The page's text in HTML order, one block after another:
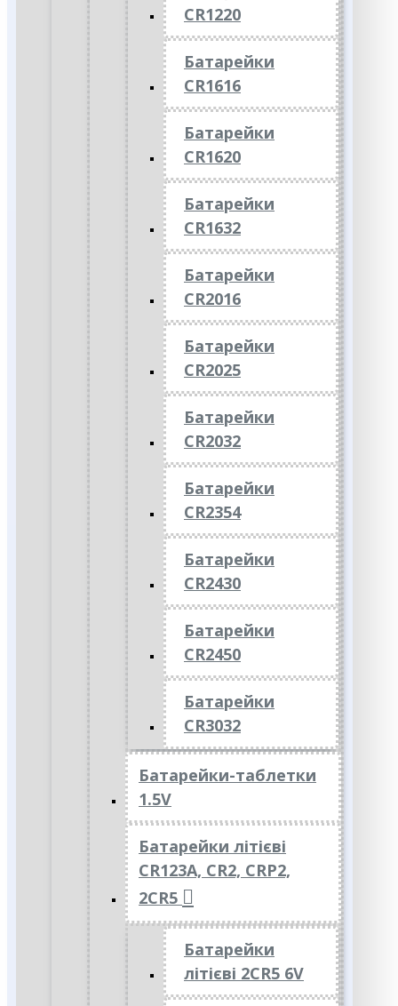
CR1220
Батарейки
CR1616
Батарейки
CR1620
Батарейки
CR1632
Батарейки
CR2016
Батарейки
CR2025
Батарейки
CR2032
Батарейки
CR2354
Батарейки
CR2430
Батарейки
CR2450
Батарейки
CR3032
Батарейки-таблетки
1.5V
Батарейки літієві
CR123A, CR2, CRP2,
2CR5
Батарейки
літієві 2CR5 6V